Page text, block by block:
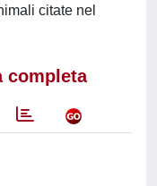
citate nel
completa